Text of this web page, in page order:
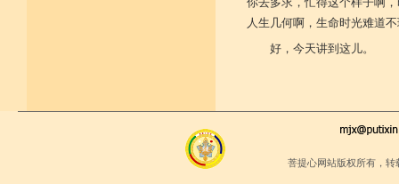
人生几何啊，生命时光难道
好，今天讲到这儿。
菩提心网站版权所有，